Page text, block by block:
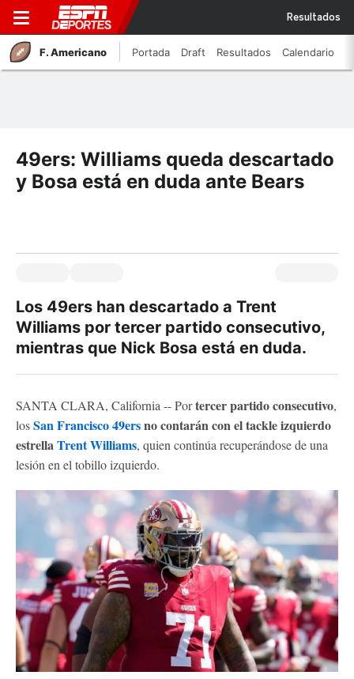
Resultados
F. Americano Portada Draft Resultados Calendario
49ers: Williams queda descartado
y Bosa está en duda ante Bears
Los 49ers han descartado a Trent
Williams por tercer partido consecutivo,
mientras que Nick Bosa está en duda.
SANTA CLARA, California -- Portercer partido consecutivo,
losSan Francisco 49ersno contarán con el tackle izquierdo
estrellaTrent Williams, quien continúa recuperándose de una
lesión en el tobillo izquierdo.